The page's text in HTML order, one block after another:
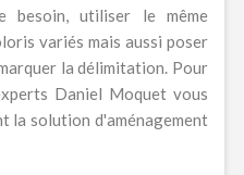
besoin, utiliser le même
variés mais aussi poser
la délimitation. Pour
Daniel Moquet vous
la solution d'aménagement